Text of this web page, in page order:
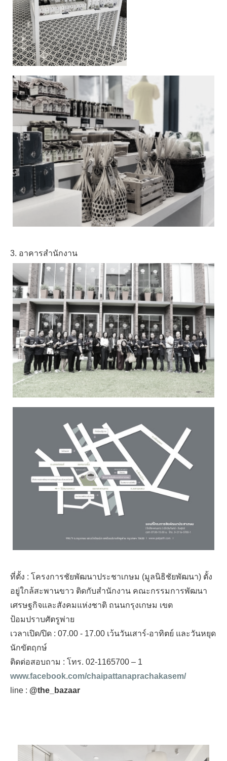
3. อาคารสำนักงาน
ที่ตั้ง : โครงการชัยพัฒนาประชาเกษม (มูลนิธิชัยพัฒนา) ตั้ง
อยู่ใกล้สะพานขาว ติดกับสํานักงาน คณะกรรมการพัฒนา
เศรษฐกิจและสังคมแห่งชาติ ถนนกรุงเกษม เขต
ป้อมปราบศัตรูพ่าย
เวลาเปิด/ปิด : 07.00 - 17.00 เว้นวันเสาร์-อาทิตย์ และวันหยุด
นักขัตฤกษ์
ติดต่อสอบถาม : โทร. 02-1165700 – 1
www.facebook.com/chaipattanaprachakasem/
line : @the_bazaar